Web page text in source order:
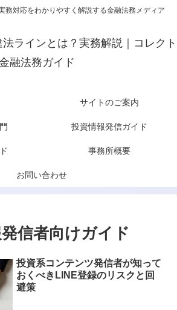
務対応をわかりやすく解説する金融法務メディア
ラインとは？実務解説｜コレクト
融法務ガイド
サイトのご案内
投資情報発信ガイド
事務所概要
お問い合わせ
信者向けガイド
投資系コンテンツ発信者が知って
おくべきLINE登録のリスクと回
避策